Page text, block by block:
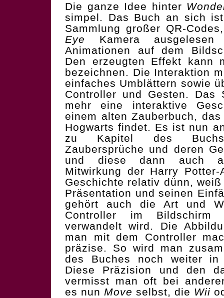
Die ganze Idee hinter
simpel. Das Buch an sich
Sammlung großer QR-
Eye Kamera
Animationen auf dem
Den erzeugten Effekt kann
bezeichnen. Die Interaktion
einfaches Umblättern sowie
Controller und Gesten. Das
mehr eine interaktive
einem alten Zauberbuch,
Hogwarts findet. Es ist nun
zu Kapitel des
Zaubersprüche und deren
und diese dann auch
Mitwirkung der Harry
Geschichte relativ dünn,
Präsentation und seinen
gehört auch die Art und
Controller im Bildschirm
verwandelt wird. Die
man mit dem Controller
präzise. So wird man
des Buches noch weiter in
Diese Präzision und den
vermisst man oft bei
es nun Move selbst, die Wii